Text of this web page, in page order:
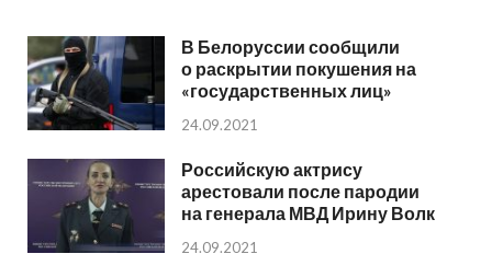
В Белоруссии сообщили
о раскрытии покушения на
«государственных лиц»
24.09.2021
Российскую актрису
арестовали после пародии
на генерала МВД Ирину Волк
24.09.2021